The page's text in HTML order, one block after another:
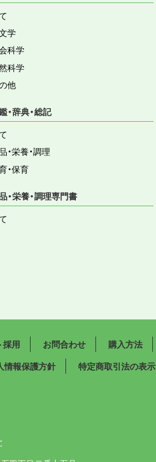
学
科学
科学
他
・辞典・総記
・栄養・調理
・保育
・栄養・調理専門書
採用 お問合わせ 購入方法
情報保護方針 特定商取引法の表示